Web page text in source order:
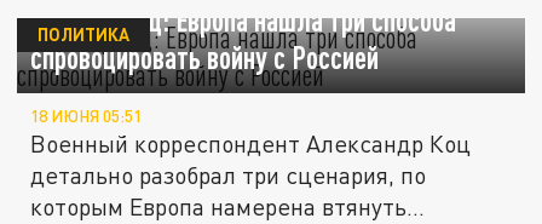
Военкор Коц: Европа нашла три способа
спровоцировать войну с Россией
ПОЛИТИКА
18 ИЮНЯ 05:51
Военный корреспондент Александр Коц
детально разобрал три сценария, по
которым Европа намерена втянуть